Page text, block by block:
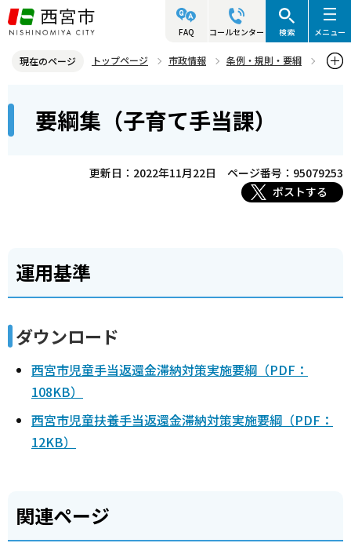
こ
の
ジ
先
FAQ コールセンター 検索 メニュー
現在のページ トップページ 市政情報
条例・規則・要綱
こ
要綱集（子育て手当課）
更新日：2022年11月22日
ページ番号：95079253
ポストする
運用基準
ダウンロード
西宮市児童手当返還金滞納対策実施要綱（PDF：
108KB）
西宮市児童扶養手当返還金滞納対策実施要綱（PDF：
12KB）
関連ページ